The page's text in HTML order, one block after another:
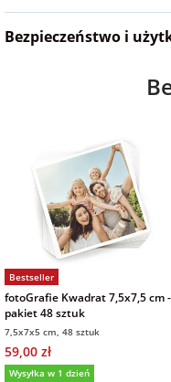
Bezpieczeństwo i
Bestseller
fotoGrafie Kwadrat 7,5x7,5 cm -
pakiet 48 sztuk
7,5x7x5 cm, 48 sztuk
59,00 zł
Wysyłka w 1 dzień